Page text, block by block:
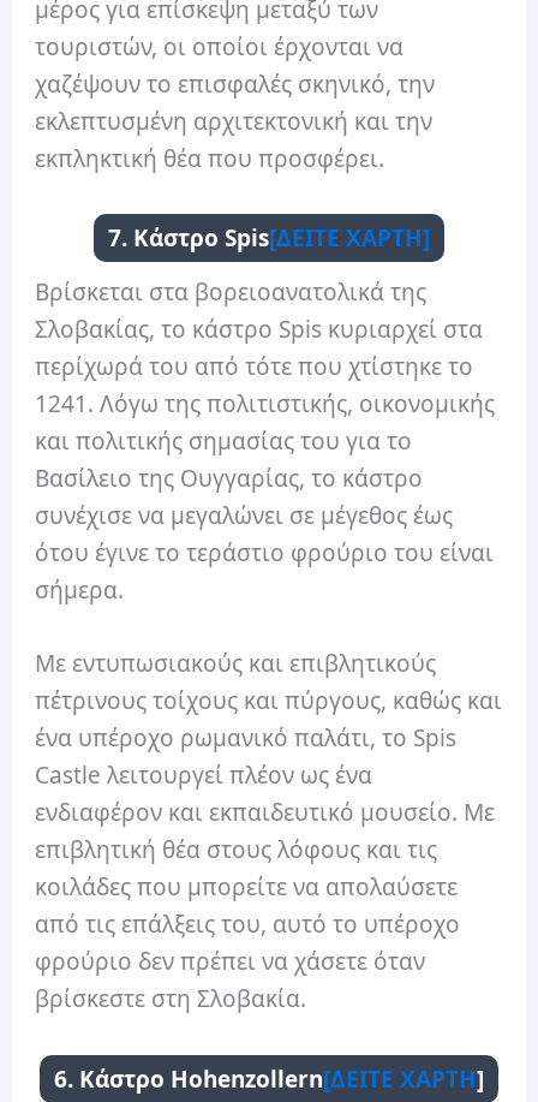
μέρος για επίσκεψη μεταξύ των
τουριστών, οι οποίοι έρχονται να
χαζέψουν το επισφαλές σκηνικό, την
εκλεπτυσμένη αρχιτεκτονική και την
εκπληκτική θέα που προσφέρει.
7. Κάστρο Spis[ΔΕΙΤΕ ΧΑΡΤΗ]
Βρίσκεται στα βορειοανατολικά της
Σλοβακίας, το κάστρο Spis κυριαρχεί στα
περίχωρά του από τότε που χτίστηκε το
1241. Λόγω της πολιτιστικής, οικονομικής
και πολιτικής σημασίας του για το
Βασίλειο της Ουγγαρίας, το κάστρο
συνέχισε να μεγαλώνει σε μέγεθος έως
ότου έγινε το τεράστιο φρούριο του είναι
σήμερα.
Με εντυπωσιακούς και επιβλητικούς
πέτρινους τοίχους και πύργους, καθώς και
ένα υπέροχο ρωμανικό παλάτι, το Spis
Castle λειτουργεί πλέον ως ένα
ενδιαφέρον και εκπαιδευτικό μουσείο. Με
επιβλητική θέα στους λόφους και τις
κοιλάδες που μπορείτε να απολαύσετε
από τις επάλξεις του, αυτό το υπέροχο
φρούριο δεν πρέπει να χάσετε όταν
βρίσκεστε στη Σλοβακία.
6. Κάστρο Hohenzollern[ΔΕΙΤΕ ΧΑΡΤΗ]